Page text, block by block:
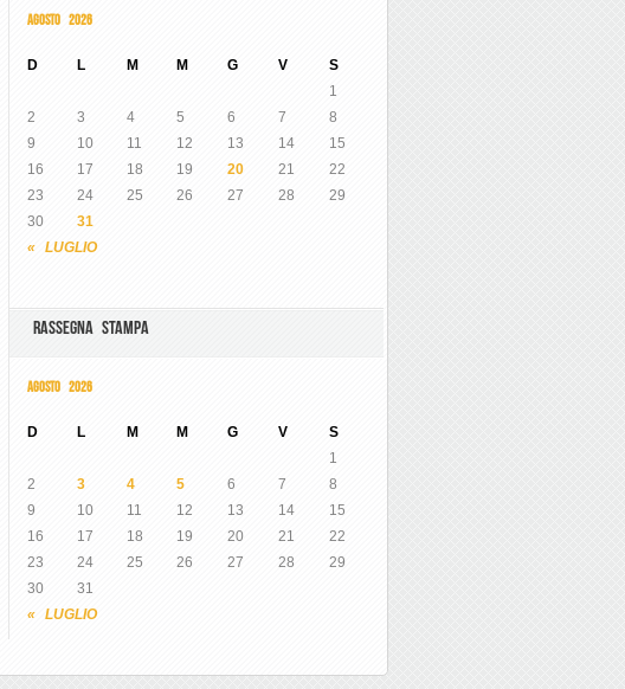
AGOSTO 2026
D L M M G V S
« LUGLIO
1
2
3 4 5 6 7
8
9
10 11 12 13 14
15
16
17 18 19 20 21
22
23
24 25 26 27 28
29
30
31
RASSEGNA STAMPA
AGOSTO 2026
D L M M G V S
« LUGLIO
1
2
3 4 5 6 7
8
9
10 11 12 13 14
15
16
17 18 19 20 21
22
23
24 25 26 27 28
29
30
31